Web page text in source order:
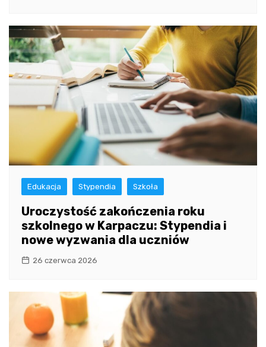
Edukacja Stypendia Szkoła
Uroczystość zakończenia roku
szkolnego w Karpaczu: Stypendia i
nowe wyzwania dla uczniów
26 czerwca 2026